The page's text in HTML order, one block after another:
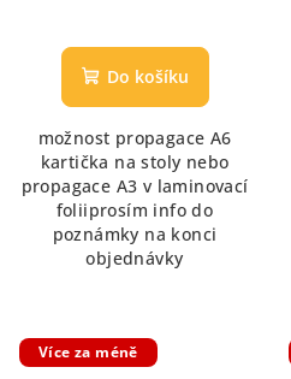
hodnocení
produktu
z
5
hvězdiček.
Do košíku
možnost propagace A6
kartička na stoly nebo
propagace A3 v laminovací
foliiprosím info do
poznámky na konci
objednávky
Více za méně